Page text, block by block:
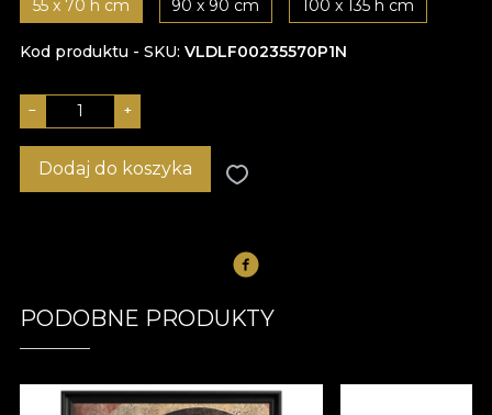
55 x 70 h cm 90 x 90 cm 100 x 135 h cm
Kod produktu - SKU VLDLF00235570P1N
− +
Dodaj do koszyka
PODOBNE PRODUKTY